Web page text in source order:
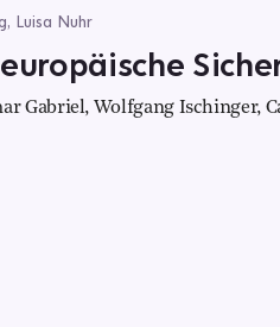
Luisa Nuhr
Gabriel, Wolfgang Ischinger,